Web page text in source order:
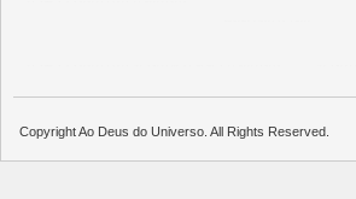
Copyright Ao Deus do Universo. All Rights Reserved.